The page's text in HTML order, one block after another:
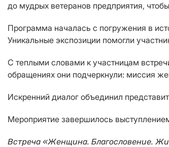
до мудрых ветеранов предприятия,
Программа началась с погружения в
Уникальные экспозиции помогли
С теплыми словами к участницам
обращениях они подчеркнули: миссия
Искренний диалог объединил
Мероприятие завершилось
Встреча «Женщина. Благословение.